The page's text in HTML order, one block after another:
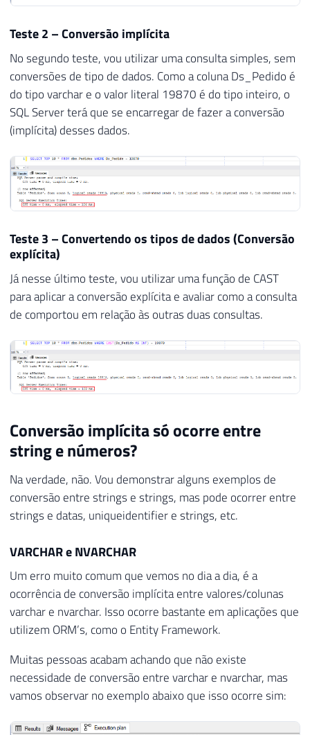
Teste 2 – Conversão implícita
No segundo teste, vou utilizar uma consulta simples, sem
conversões de tipo de dados. Como a coluna Ds_Pedido é
do tipo varchar e o valor literal 19870 é do tipo inteiro, o
SQL Server terá que se encarregar de fazer a conversão
(implícita) desses dados.
Teste 3 – Convertendo os tipos de dados (Conversão
explícita)
Já nesse último teste, vou utilizar uma função de CAST
para aplicar a conversão explícita e avaliar como a consulta
de comportou em relação às outras duas consultas.
Conversão implícita só ocorre entre
string e números?
Na verdade, não. Vou demonstrar alguns exemplos de
conversão entre strings e strings, mas pode ocorrer entre
strings e datas, uniqueidentifier e strings, etc.
VARCHAR e NVARCHAR
Um erro muito comum que vemos no dia a dia, é a
ocorrência de conversão implícita entre valores/colunas
varchar e nvarchar. Isso ocorre bastante em aplicações que
utilizem ORM’s, como o Entity Framework.
Muitas pessoas acabam achando que não existe
necessidade de conversão entre varchar e nvarchar, mas
vamos observar no exemplo abaixo que isso ocorre sim: